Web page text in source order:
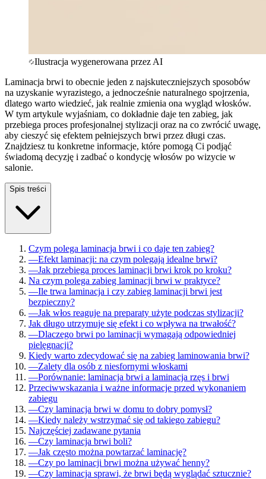
Ilustracja wygenerowana przez AI
Laminacja brwi to obecnie jeden z najskuteczniejszych sposobów
na uzyskanie wyrazistego, a jednocześnie naturalnego spojrzenia,
dlatego warto wiedzieć, jak realnie zmienia ona wygląd włosków.
W tym artykule wyjaśniam, co dokładnie daje ten zabieg, jak
przebiega proces profesjonalnej stylizacji oraz na co zwrócić uwagę,
aby cieszyć się efektem pełniejszych brwi przez długi czas.
Znajdziesz tu konkretne informacje, które pomogą Ci podjąć
świadomą decyzję i zadbać o kondycję włosów po wizycie w
salonie.
Spis treści
Czym polega laminacja brwi i co daje ten zabieg?
—Efekt laminacji: na czym polegają idealne brwi?
—Jak przebiega proces laminacji brwi krok po kroku?
Na czym polega zabieg laminacji brwi w praktyce?
—Ile trwa laminacja i czy zabieg laminacji brwi jest
bezpieczny?
—Jak włos reaguje na preparaty użyte podczas stylizacji?
Jak długo utrzymuje się efekt i co wpływa na trwałość?
—Dlaczego brwi po laminacji wymagają odpowiedniej
pielęgnacji?
Kiedy warto zdecydować się na zabieg laminowania brwi?
—Zalety dla osób z niesfornymi włoskami
—Porównanie: laminacja brwi a laminacja rzęs i brwi
Przeciwwskazania i ważne informacje przed wykonaniem
zabiegu
—Czy laminacja brwi w domu to dobry pomysł?
—Kiedy należy wstrzymać się od takiego zabiegu?
Najczęściej zadawane pytania
—Czy laminacja brwi boli?
—Jak często można powtarzać laminację?
—Czy po laminacji brwi można używać henny?
—Czy laminacja sprawi, że brwi będą wyglądać sztucznie?